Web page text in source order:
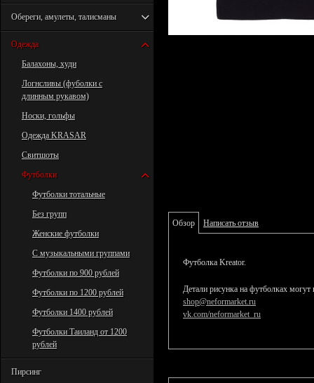
Обереги, амулеты, талисманы
Одежда
Балахоны, худи
Логнсливы (фуболки с
длинным рукавом)
Носки, гольфы
Одежда KRASAR
Свитшоты
Футболки
Футболки тотальные
Без групп
Женские футболки
С музыкальными группами
Футболки по 900 рублей
Футболки по 1200 рублей
Футболки 1400 рублей
Футболки Таиланд от 1200
рублей
Пирсинг
Обзор Написать отзыв
Футболка Kreator.
Детали рисунка на футболках
shop@neformarket.ru
vk.com/neformarket_ru